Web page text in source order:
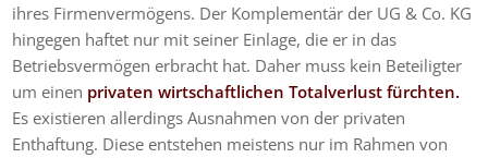
ihres Firmenvermögens. Der Komplementär der UG & Co. KG
hingegen haftet nur mit seiner Einlage, die er in das
Betriebsvermögen erbracht hat. Daher muss kein Beteiligter
um einen privaten wirtschaftlichen Totalverlust fürchten.
Es existieren allerdings Ausnahmen von der privaten
Enthaftung. Diese entstehen meistens nur im Rahmen von